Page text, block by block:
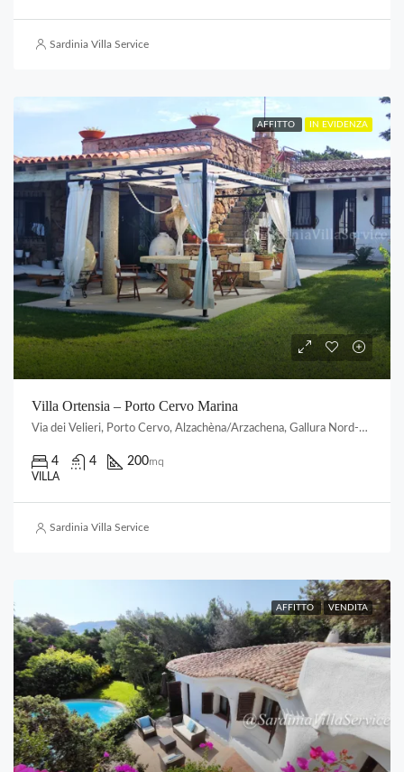
Sardinia Villa Service
AFFITTO IN EVIDENZA
Villa Ortensia – Porto Cervo Marina
Via dei Velieri, Porto Cervo, Alzachèna/Arzachena, Gallura Nord-Est Sardegna, Sardigna/Sardegna, Italia
4 4 200mq
VILLA
Sardinia Villa Service
AFFITTO VENDITA